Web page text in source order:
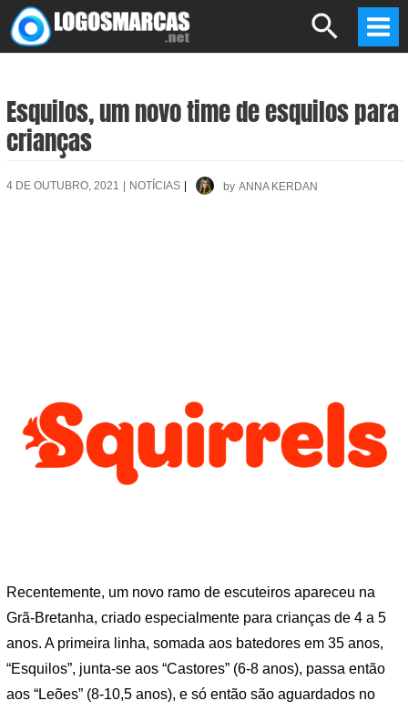
Skip
to
Search
Esquilos, um novo time de esquilos para
crianças
4 DE OUTUBRO, 2021 NOTÍCIAS by ANNA KERDAN
Recentemente, um novo ramo de escuteiros apareceu na
Grã-Bretanha, criado especialmente para crianças de 4 a 5
anos. A primeira linha, somada aos batedores em 35 anos,
“Esquilos”, junta-se aos “Castores” (6-8 anos), passa então
aos “Leões” (8-10,5 anos), e só então são aguardados no